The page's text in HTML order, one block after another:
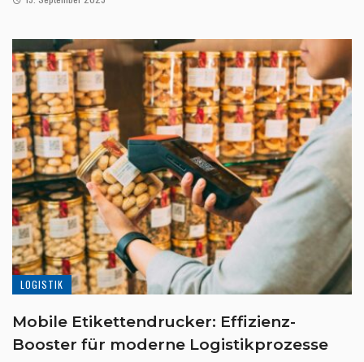
LOGISTIK
Mobile Etikettendrucker: Effizienz-
Booster für moderne Logistikprozesse